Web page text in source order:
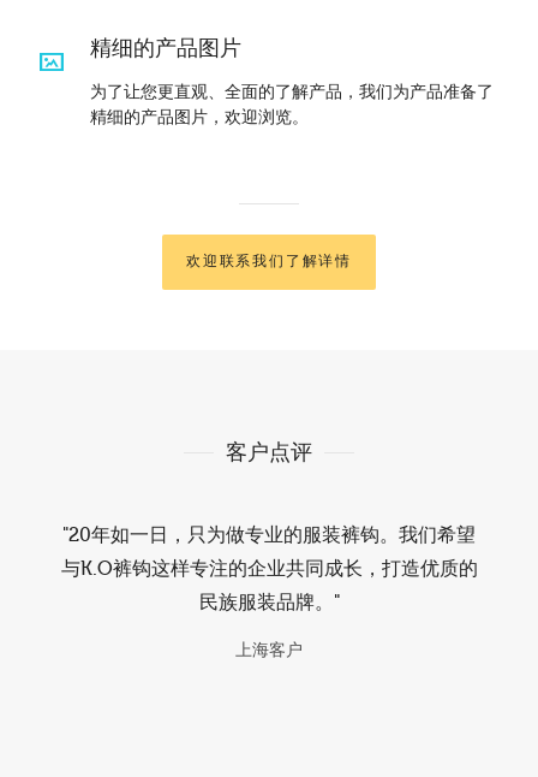
精细的产品图片
为了让您更直观、全面的了解产品，我们为产品准备了
精细的产品图片，欢迎浏览。
欢迎联系我们了解详情
客户点评
"20年如一日，只为做专业的服装裤钩。我们希望
与K.O裤钩这样专注的企业共同成长，打造优质的
民族服装品牌。"
上海客户